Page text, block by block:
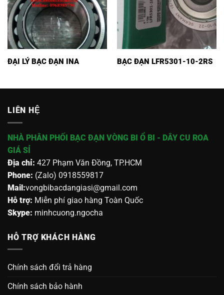
ĐẠI LÝ BẠC ĐẠN INA BẠC ĐẠN LFR5301-10-2RS
LIÊN HỆ
NHÀ PHÂN PHỐI BẠC ĐẠN VÒNG BI Ổ BI - DÂY CU ROA
GIÁ SỈ
Địa chỉ: 427 Phạm Văn Đồng, TP.HCM
Phone: (Zalo) 0918559817
Mail:vongbibacdangiasi@gmail.com
Hỗ trợ: Miễn phí giao hàng Toàn Quốc
Skype: minhcuong.ngocha
HỖ TRỢ KHÁCH HÀNG
Chính sách đổi trả hàng
Chính sách bảo hành